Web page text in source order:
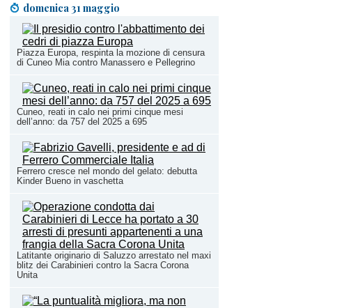
domenica 31 maggio
Piazza Europa, respinta la mozione di censura
di Cuneo Mia contro Manassero e Pellegrino
Cuneo, reati in calo nei primi cinque mesi
dell’anno: da 757 del 2025 a 695
Ferrero cresce nel mondo del gelato: debutta
Kinder Bueno in vaschetta
Latitante originario di Saluzzo arrestato nel maxi
blitz dei Carabinieri contro la Sacra Corona
Unita